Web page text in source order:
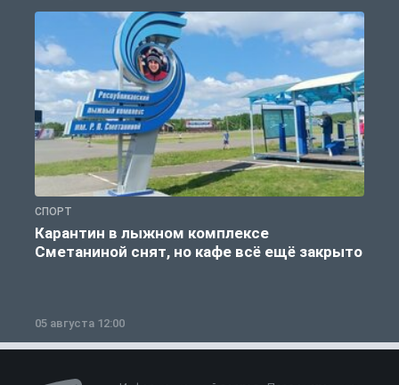
СПОРТ
Карантин в лыжном комплексе
Сметаниной снят, но кафе всё ещё закрыто
05 августа 12:00